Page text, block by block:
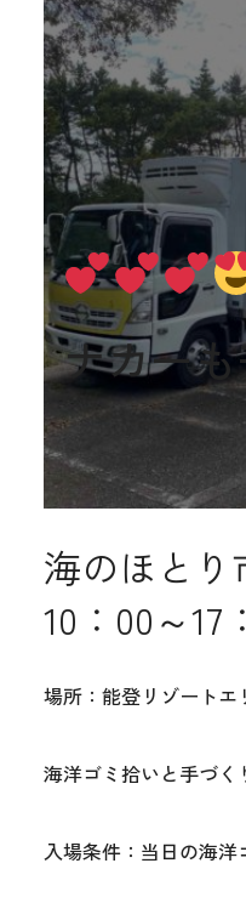
ナカー
海のほと
10：00～17
場所：能登リゾートエ
海洋ゴミ拾いと手づく
入場条件：当日の海